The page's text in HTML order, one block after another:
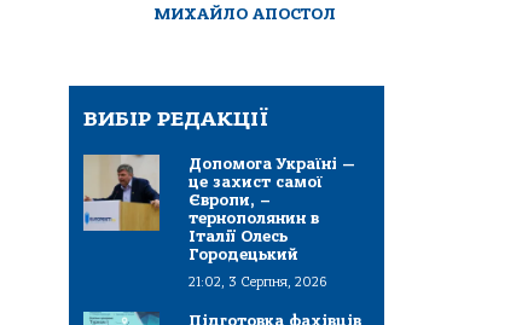
МИХАЙЛО АПОСТОЛ
ВИБІР РЕДАКЦІЇ
Допомога Україні —
це захист самої
Європи, –
тернополянин в
Італії Олесь
Городецький
21:02, 3 Серпня, 2026
Підготовка фахівців